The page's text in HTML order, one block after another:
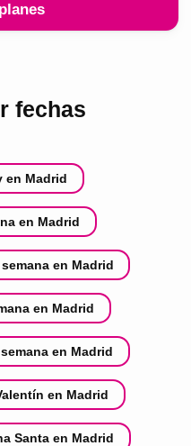
fechas
en Madrid
en Madrid
en Madrid
en Madrid
en Madrid
en Madrid
Santa en Madrid